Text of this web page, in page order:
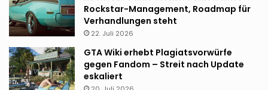
Rockstar-Management, Roadmap für
Verhandlungen steht
22. Juli 2026
GTA Wiki erhebt Plagiatsvorwürfe
gegen Fandom – Streit nach Update
eskaliert